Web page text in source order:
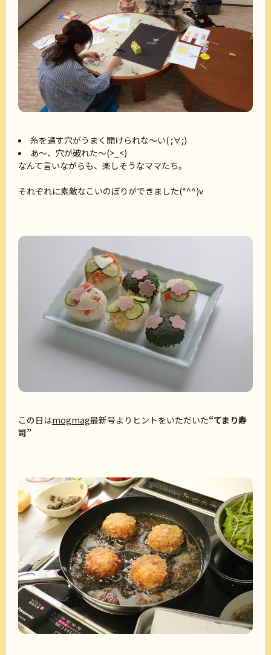
糸を通す穴がうまく開けられな～い( ;∀;)
あ～、穴が破れた～(>_<)
なんて言いながらも、楽しそうなママたち。
それぞれに素敵なこいのぼりができました(*^^)v
この日はmogmag最新号よりヒントをいただいた“てまり寿
司”